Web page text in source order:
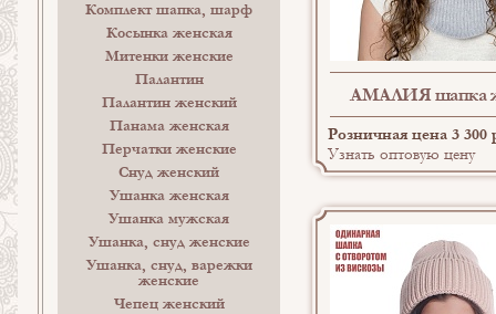
Комплект шапка, шарф
Косынка женская
Митенки женские
Палантин
Палантин женский
Панама женская
Перчатки женские
Снуд женский
Ушанка женская
Ушанка мужская
Ушанка, снуд женские
Ушанка, снуд, варежки
женские
Чепец женский
АМАЛИЯ шапка
Розничная цена 3 300
Узнать оптовую цену